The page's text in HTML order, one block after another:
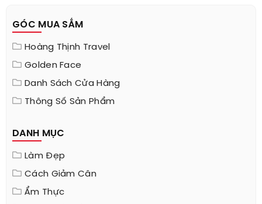
GÓC MUA SẮM
Hoàng Thịnh Travel
Golden Face
Danh Sách Cửa Hàng
Thông Số Sản Phẩm
DANH MỤC
Làm Đẹp
Cách Giảm Cân
Ẩm Thực